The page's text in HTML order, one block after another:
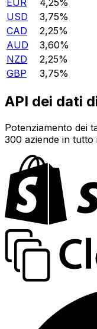
EUR
4,25%
USD
3,75%
CAD
2,25%
AUD
3,60%
NZD
2,25%
GBP
3,75%
API dei dati
Potenziamento dei
300 aziende in tutto